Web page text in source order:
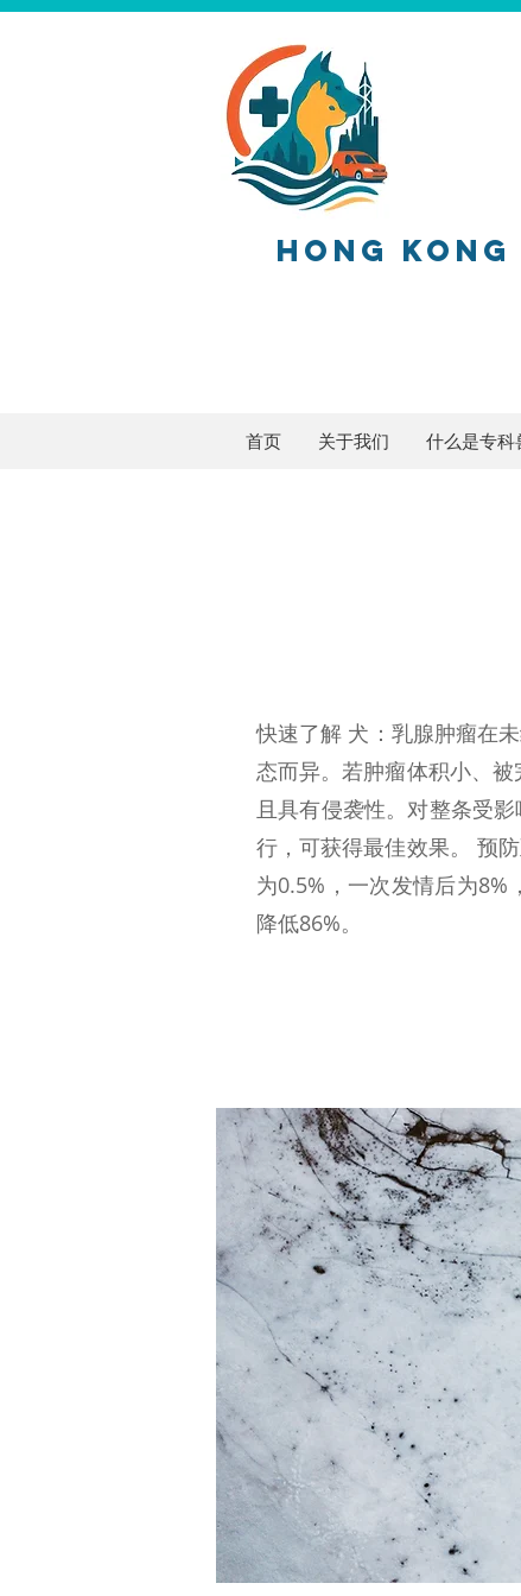
HONG
香港兽
首页 关于我们 什么是专科
快速了解 犬：乳腺肿瘤在
态而异。若肿瘤体积小、
且具有侵袭性。对整条受
行，可获得最佳效果。 预
为0.5%，一次发情后为
降低86%。